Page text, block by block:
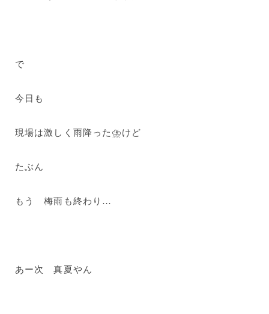
で
今日も
現場は激しく雨降った⛈けど
たぶん
もう 梅雨も終わり…
あー次 真夏やん